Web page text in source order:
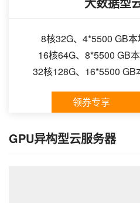
8核32G、4*5500 GB
16核64G、8*5500 GB
32核128G、16*5500
领券专享
GPU异构型云服务器